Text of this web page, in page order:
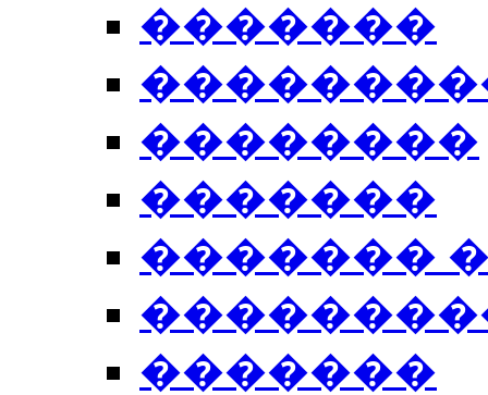
�������
��������
�������
�������
�������